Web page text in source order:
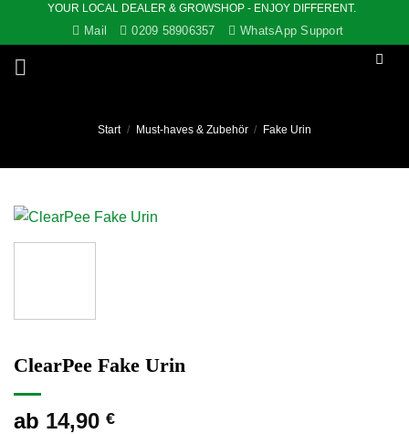
springen
YOUR LOCAL DEALER & GROWSHOP - ENJOY DIFFERENT.
Mail 0209 58906357 WhatsApp Support
Start / Must-haves & Zubehör / Fake Urin
ClearPee Fake Urin
ab 14,90 €